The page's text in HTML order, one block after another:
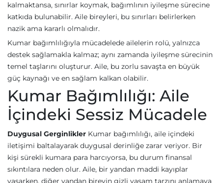
kalmaktansa, sınırlar koymak, bağımlının iyileşme sürecine
katkıda bulunabilir. Aile bireyleri, bu sınırları belirlerken
nazik ama kararlı olmalıdır.
Kumar bağımlılığıyla mücadelede ailelerin rolü, yalnızca
destek sağlamakla kalmaz; aynı zamanda iyileşme sürecinin
temel taşlarını oluşturur. Aile, bu zorlu savaşta en büyük
güç kaynağı ve en sağlam kalkan olabilir.
Kumar Bağımlılığı: Aile
İçindeki Sessiz Mücadele
Duygusal Gerginlikler Kumar bağımlılığı, aile içindeki
iletişimi baltalayarak duygusal derinliğe zarar veriyor. Bir
kişi sürekli kumara para harcıyorsa, bu durum finansal
sıkıntılara neden olur. Aile, bir yandan maddi kayıplar
yaşarken, diğer yandan bireyin gizli yaşam tarzını anlamaya